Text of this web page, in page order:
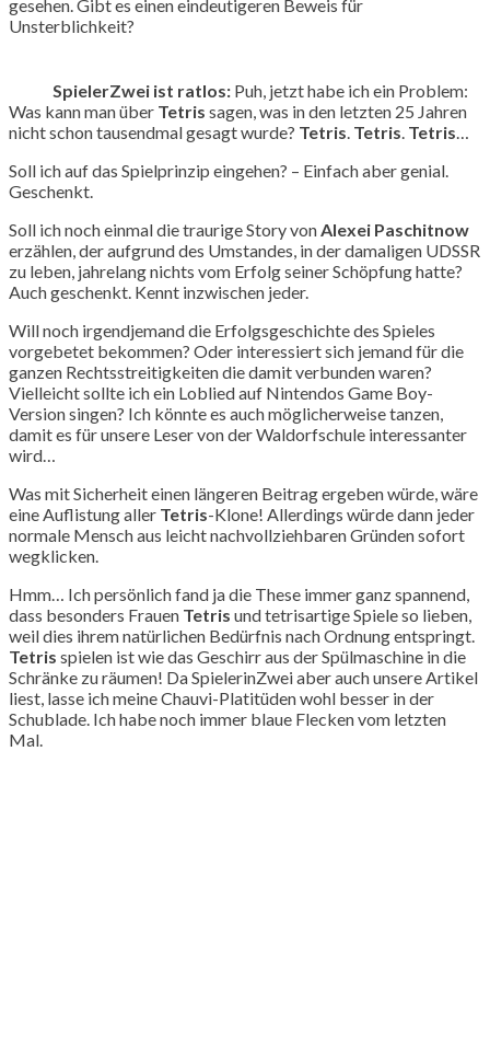
gesehen. Gibt es einen eindeutigeren Beweis für
Unsterblichkeit?
SpielerZwei ist ratlos: Puh, jetzt habe ich ein Problem:
Was kann man über Tetris sagen, was in den letzten 25 Jahren
nicht schon tausendmal gesagt wurde? Tetris Tetris Tetris
Soll ich auf das Spielprinzip eingehen? – Einfach aber genial.
Geschenkt.
Soll ich noch einmal die traurige Story von Alexei Paschitnow
erzählen, der aufgrund des Umstandes, in der damaligen UDSSR
zu leben, jahrelang nichts vom Erfolg seiner Schöpfung hatte?
Auch geschenkt. Kennt inzwischen jeder.
Will noch irgendjemand die Erfolgsgeschichte des Spieles
vorgebetet bekommen? Oder interessiert sich jemand für die
ganzen Rechtsstreitigkeiten die damit verbunden waren?
Vielleicht sollte ich ein Loblied auf Nintendos Game Boy-
Version singen? Ich könnte es auch möglicherweise tanzen,
damit es für unsere Leser von der Waldorfschule interessanter
wird…
Was mit Sicherheit einen längeren Beitrag ergeben würde, wäre
eine Auflistung aller Tetris-Klone! Allerdings würde dann jeder
normale Mensch aus leicht nachvollziehbaren Gründen sofort
wegklicken.
Hmm… Ich persönlich fand ja die These immer ganz spannend,
dass besonders Frauen Tetris und tetrisartige Spiele so lieben,
weil dies ihrem natürlichen Bedürfnis nach Ordnung entspringt.
Tetris spielen ist wie das Geschirr aus der Spülmaschine in die
Schränke zu räumen! Da SpielerinZwei aber auch unsere Artikel
liest, lasse ich meine Chauvi-Platitüden wohl besser in der
Schublade. Ich habe noch immer blaue Flecken vom letzten
Mal.